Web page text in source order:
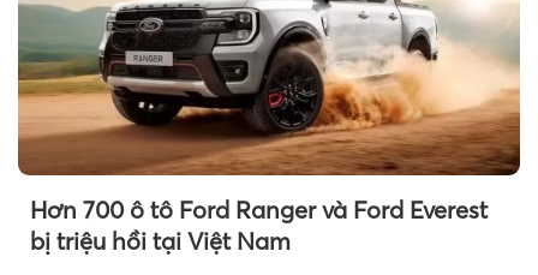
Hơn 700 ô tô Ford Ranger và Ford Everest
bị triệu hồi tại Việt Nam